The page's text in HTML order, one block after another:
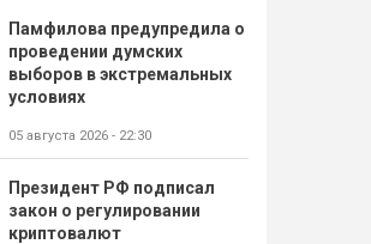
Памфилова предупредила о
проведении думских
выборов в экстремальных
условиях
05 августа 2026 - 22:30
Президент РФ подписал
закон о регулировании
криптовалют